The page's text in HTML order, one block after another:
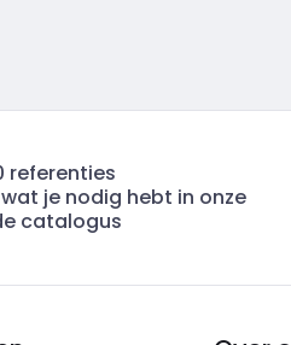
referenties
je nodig hebt in onze
catalogus